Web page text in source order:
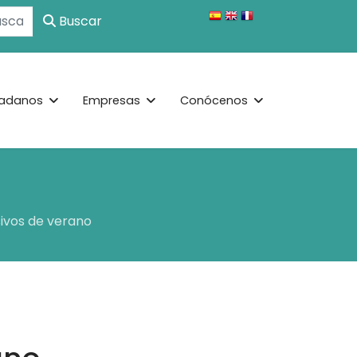
Buscar
Empresas Conócenos
de verano